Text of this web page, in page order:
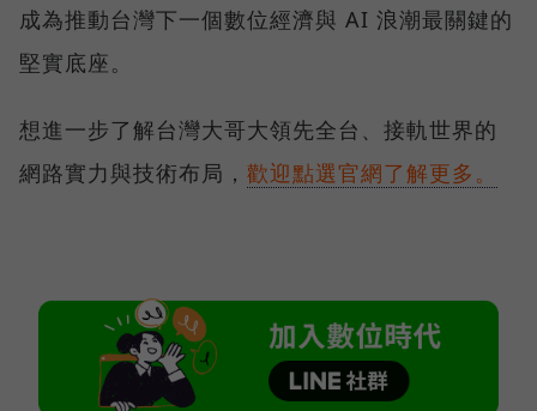
成為推動台灣下一個數位經濟與 AI 浪潮最關鍵的
堅實底座。
想進一步了解台灣大哥大領先全台、接軌世界的
網路實力與技術布局， 歡迎點選官網了解更多。